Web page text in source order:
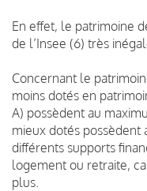
En effet, le patrimoine
de l’Insee (6) très
Concernant le
moins dotés en
A) possèdent au
mieux dotés possèdent
différents supports
logement ou retraite,
plus.